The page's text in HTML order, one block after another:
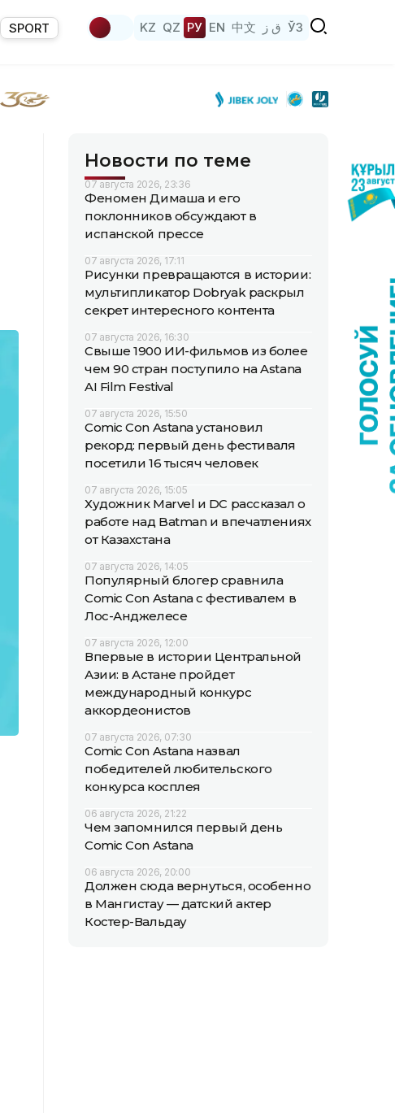
SPORT KZ QZ РУ EN 中文 ق ز ЎЗ
Новости по теме
07 августа 2026, 23:36
Феномен Димаша и его
поклонников обсуждают в
испанской прессе
07 августа 2026, 17:11
Рисунки превращаются в истории:
мультипликатор Dobryak раскрыл
секрет интересного контента
07 августа 2026, 16:30
Свыше 1900 ИИ-фильмов из более
чем 90 стран поступило на Astana
AI Film Festival
07 августа 2026, 15:50
Comic Con Astana установил
рекорд: первый день фестиваля
посетили 16 тысяч человек
07 августа 2026, 15:05
Художник Marvel и DC рассказал о
работе над Batman и впечатлениях
от Казахстана
07 августа 2026, 14:05
Популярный блогер сравнила
Comic Con Astana с фестивалем в
Лос-Анджелесе
07 августа 2026, 12:00
Впервые в истории Центральной
Азии: в Астане пройдет
международный конкурс
аккордеонистов
07 августа 2026, 07:30
Comic Con Astana назвал
победителей любительского
конкурса косплея
06 августа 2026, 21:22
Чем запомнился первый день
Comic Con Astana
06 августа 2026, 20:00
Должен сюда вернуться, особенно
в Мангистау — датский актер
Костер-Вальдау